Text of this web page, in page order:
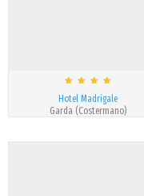
Hotel Madrigale
Garda (Costermano)